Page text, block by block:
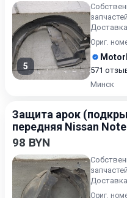
5
Ориг.
571
Минск
Защита арок
передняя Nissan
98 BYN
Ориг.